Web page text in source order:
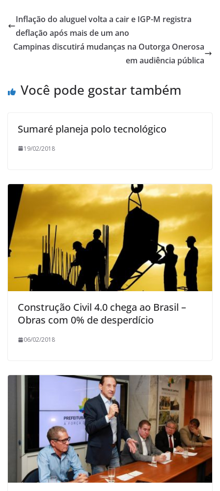
Inflação do aluguel volta a cair e IGP-M registra
deflação após mais de um ano
Campinas discutirá mudanças na Outorga Onerosa
em audiência pública
Você pode gostar também
Sumaré planeja polo tecnológico
19/02/2018
Construção Civil 4.0 chega ao Brasil –
Obras com 0% de desperdício
06/02/2018